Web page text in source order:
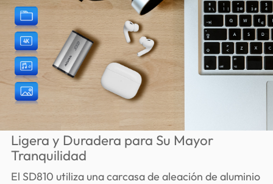
Ligera y Duradera para Su Mayor
Tranquilidad
El SD810 utiliza una carcasa de aleación de aluminio